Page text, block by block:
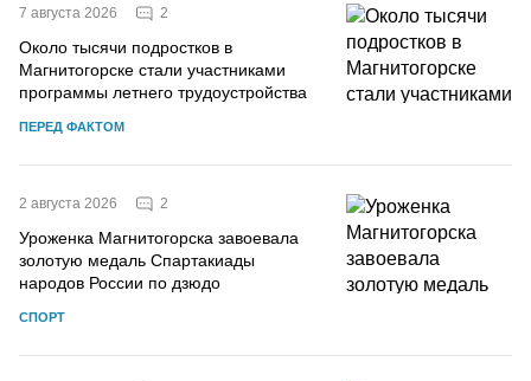
7 августа 2026 2
Около тысячи подростков в
Магнитогорске стали участниками
программы летнего трудоустройства
ПЕРЕД ФАКТОМ
2 августа 2026 2
Уроженка Магнитогорска завоевала
золотую медаль Спартакиады
народов России по дзюдо
СПОРТ